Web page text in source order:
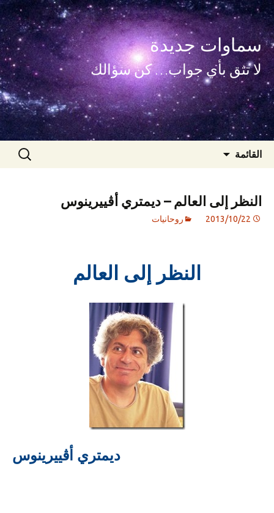
سماوات جديدة
لا تثق بأي جواب… كن سؤالك
القائمة
البحث
عن:
النظر إلى العالم – ديمتري أڤييرينوس
2013/10/22 روحانيات
النظر إلى العالم
ديمتري أڤييرينوس